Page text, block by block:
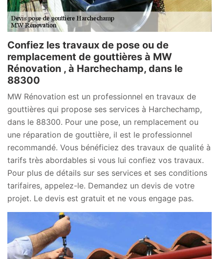
Confiez les travaux de pose ou de
remplacement de gouttières à MW
Rénovation , à Harchechamp, dans le
88300
MW Rénovation est un professionnel en travaux de
gouttières qui propose ses services à Harchechamp,
dans le 88300. Pour une pose, un remplacement ou
une réparation de gouttière, il est le professionnel
recommandé. Vous bénéficiez des travaux de qualité à
tarifs très abordables si vous lui confiez vos travaux.
Pour plus de détails sur ses services et ses conditions
tarifaires, appelez-le. Demandez un devis de votre
projet. Le devis est gratuit et ne vous engage pas.